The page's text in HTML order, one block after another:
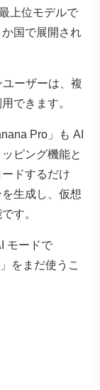
上位モデルで
国で展開され
ーザーは、複
できます。
Pro」も AI
ピング機能と
ドするだけ
生成し、仮想
す。
モードで
をまだ使うこ